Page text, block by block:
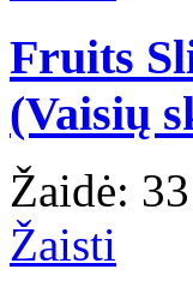
Fruits
(Vaisių
Žaidė:
Žaisti